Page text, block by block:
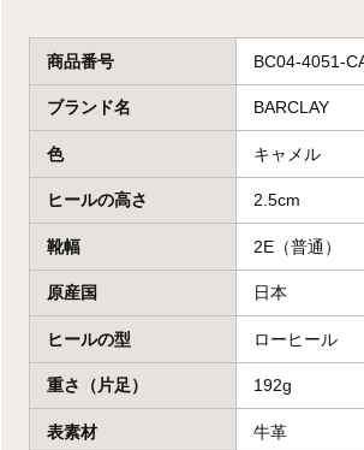
商品番号 BC04-4051-
ブランド名 BARCLAY
色 キャメル
ヒールの高さ 2.5cm
靴幅 2E（普通）
原産国 日本
ヒールの型 ローヒール
重さ（片足） 192g
表素材 牛革